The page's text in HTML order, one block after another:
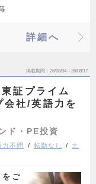
詳細へ
掲載期間 26/08/04～26/08/17
証プライム
会社/英語力を
ド・PE投資
力不問 転勤なし
土
をご